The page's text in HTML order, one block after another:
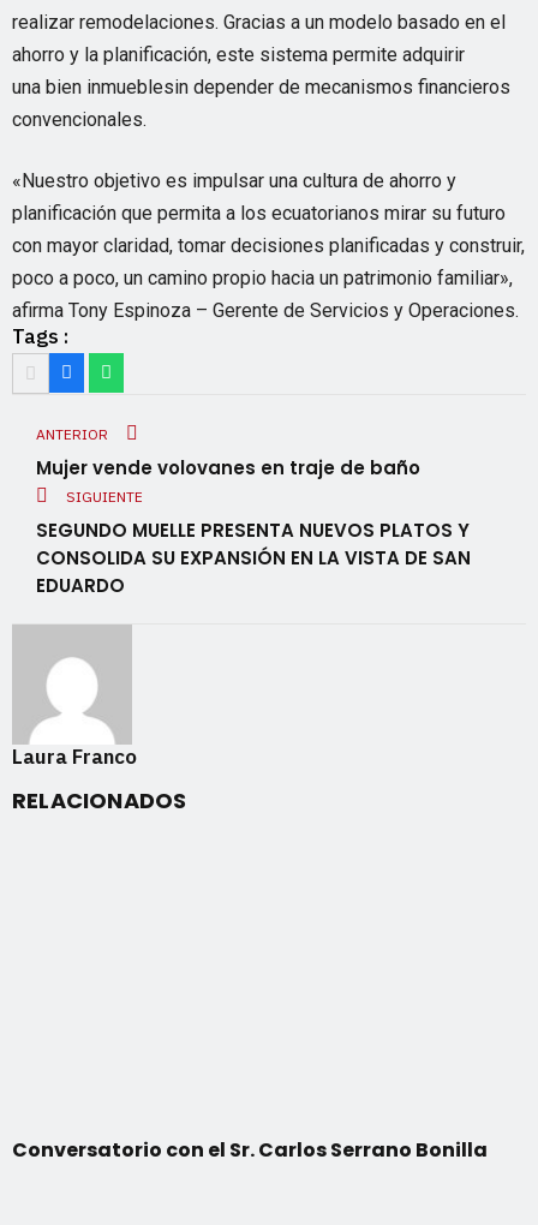
realizar remodelaciones. Gracias a un modelo basado en el
ahorro y la planificación, este sistema permite adquirir
una bien inmueblesin depender de mecanismos financieros
convencionales.
«Nuestro objetivo es impulsar una cultura de ahorro y
planificación que permita a los ecuatorianos mirar su futuro
con mayor claridad, tomar decisiones planificadas y construir,
poco a poco, un camino propio hacia un patrimonio familiar»,
afirma Tony Espinoza – Gerente de Servicios y Operaciones.
Tags :
ANTERIOR
Mujer vende volovanes en traje de baño
SIGUIENTE
SEGUNDO MUELLE PRESENTA NUEVOS PLATOS Y
CONSOLIDA SU EXPANSIÓN EN LA VISTA DE SAN
EDUARDO
Laura Franco
RELACIONADOS
Conversatorio con el Sr. Carlos Serrano Bonilla